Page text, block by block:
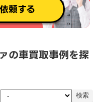
頼する
の車買取事例を探